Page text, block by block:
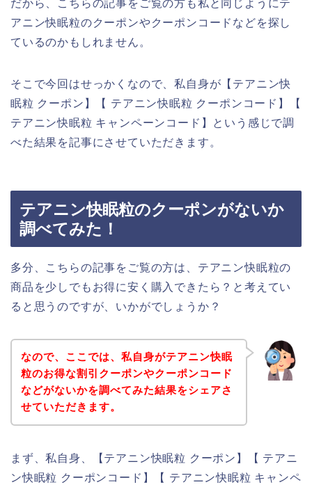
だから、こちらの記事をご覧の方も私と同じようにテ
アニン快眠粒のクーポンやクーポンコードなどを探し
ているのかもしれません。
そこで今回はせっかくなので、私自身が【テアニン快
眠粒 クーポン】【 テアニン快眠粒 クーポンコード】【
テアニン快眠粒 キャンペーンコード】という感じで調
べた結果を記事にさせていただきます。
テアニン快眠粒のクーポンがないか
調べてみた！
多分、こちらの記事をご覧の方は、テアニン快眠粒の
商品を少しでもお得に安く購入できたら？と考えてい
ると思うのですが、いかがでしょうか？
なので、ここでは、私自身がテアニン快眠
粒のお得な割引クーポンやクーポンコード
などがないかを調べてみた結果をシェアさ
せていただきます。
まず、私自身、【テアニン快眠粒 クーポン】【 テアニ
ン快眠粒 クーポンコード】【 テアニン快眠粒 キャンペ